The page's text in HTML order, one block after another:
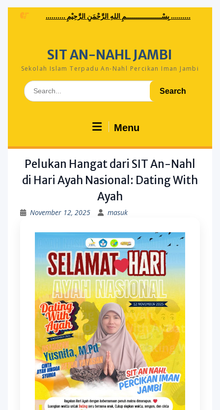
Skip
.......... بِسْــــــــــــــــــمِ اللهِ الرَّحْمَنِ الرَّحِيْمِ ..........
SIT AN-NAHL JAMBI
Sekolah Islam Terpadu An-Nahl Percikan Iman Jambi
Search
for:
Menu
Pelukan Hangat dari SIT An-Nahl
di Hari Ayah Nasional: Dating With
Ayah
November 12, 2025 masuk